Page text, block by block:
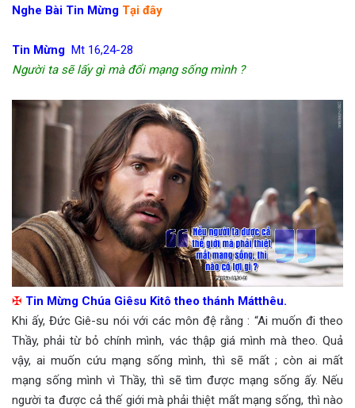
Nghe Bài Tin Mừng Tại đây
Tin Mừng Mt 16,24-28
Người ta sẽ lấy gì mà đổi mạng sống mình ?
✠ Tin Mừng Chúa Giêsu Kitô theo thánh Mátthêu.
Khi ấy, Đức Giê-su nói với các môn đệ rằng : “Ai muốn đi theo
Thầy, phải từ bỏ chính mình, vác thập giá mình mà theo. Quả
vậy, ai muốn cứu mạng sống mình, thì sẽ mất ; còn ai mất
mạng sống mình vì Thầy, thì sẽ tìm được mạng sống ấy. Nếu
người ta được cả thế giới mà phải thiệt mất mạng sống, thì nào